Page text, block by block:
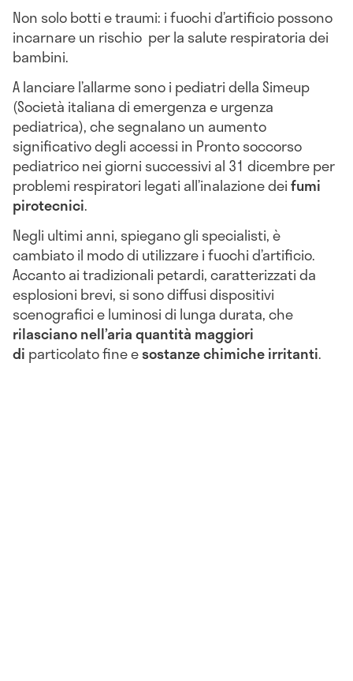
Non solo botti e traumi: i fuochi d’artificio possono
incarnare un rischio per la salute respiratoria dei
bambini.
A lanciare l’allarme sono i pediatri della Simeup
(Società italiana di emergenza e urgenza
pediatrica), che segnalano un aumento
significativo degli accessi in Pronto soccorso
pediatrico nei giorni successivi al 31 dicembre per
problemi respiratori legati all’inalazione deifumi
pirotecnici.
Negli ultimi anni, spiegano gli specialisti, è
cambiato il modo di utilizzare i fuochi d’artificio.
Accanto ai tradizionali petardi, caratterizzati da
esplosioni brevi, si sono diffusi dispositivi
scenografici e luminosi di lunga durata, che
rilasciano nell’aria quantità maggiori
di particolato fine esostanze chimiche irritanti.